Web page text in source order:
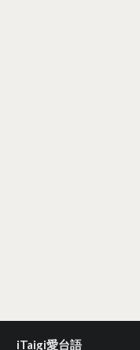
iTaigi愛台語